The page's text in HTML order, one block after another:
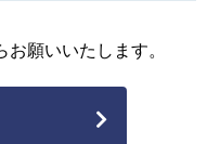
願いいたします。